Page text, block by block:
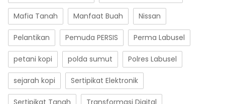
Mafia Tanah Manfaat Buah Nissan
Pelantikan Pemuda PERSIS Perma Labusel
petani kopi polda sumut Polres Labusel
sejarah kopi Sertipikat Elektronik
Sertipikat Tanah Transformasi Digital